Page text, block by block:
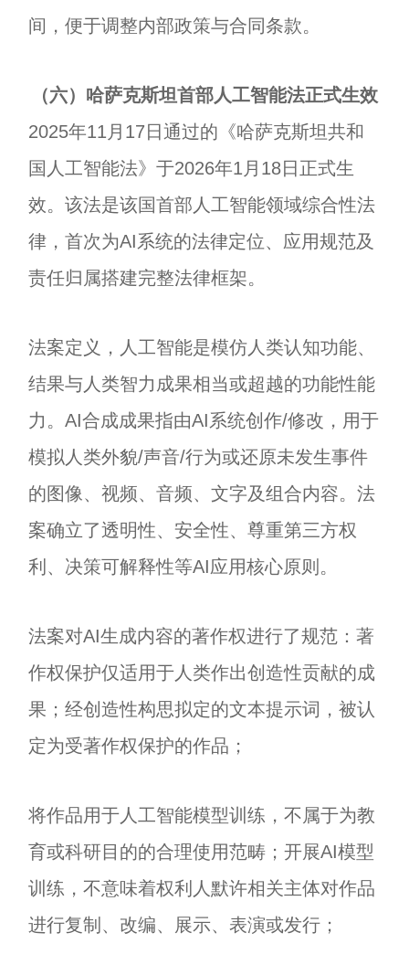
间，便于调整内部政策与合同条款。
（六）哈萨克斯坦首部人工智能法正式生效
2025年11月17日通过的《哈萨克斯坦共和
国人工智能法》于2026年1月18日正式生
效。该法是该国首部人工智能领域综合性法
律，首次为AI系统的法律定位、应用规范及
责任归属搭建完整法律框架。
法案定义，人工智能是模仿人类认知功能、
结果与人类智力成果相当或超越的功能性能
力。AI合成成果指由AI系统创作/修改，用于
模拟人类外貌/声音/行为或还原未发生事件
的图像、视频、音频、文字及组合内容。法
案确立了透明性、安全性、尊重第三方权
利、决策可解释性等AI应用核心原则。
法案对AI生成内容的著作权进行了规范：著
作权保护仅适用于人类作出创造性贡献的成
果；经创造性构思拟定的文本提示词，被认
定为受著作权保护的作品；
将作品用于人工智能模型训练，不属于为教
育或科研目的的合理使用范畴；开展AI模型
训练，不意味着权利人默许相关主体对作品
进行复制、改编、展示、表演或发行；